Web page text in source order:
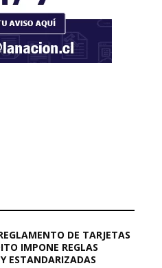
DE TARJETAS
IMPONE REGLAS
ESTANDARIZADAS